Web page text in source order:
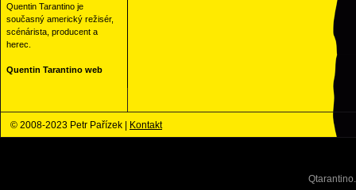
Quentin Tarantino je
současný americký režisér,
scénárista, producent a
herec.
Quentin Tarantino web
© 2008-2023 Petr Pařízek | Kontakt